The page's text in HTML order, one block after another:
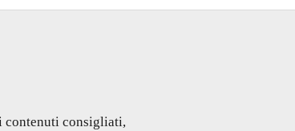
contenuti consigliati,